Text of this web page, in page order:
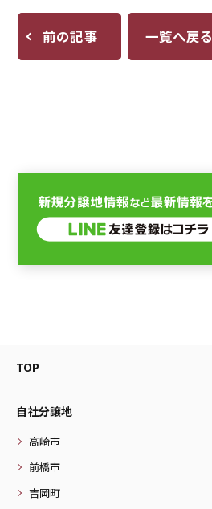
前の記事 一覧へ戻る
TOP
自社分譲地
高崎市
前橋市
吉岡町